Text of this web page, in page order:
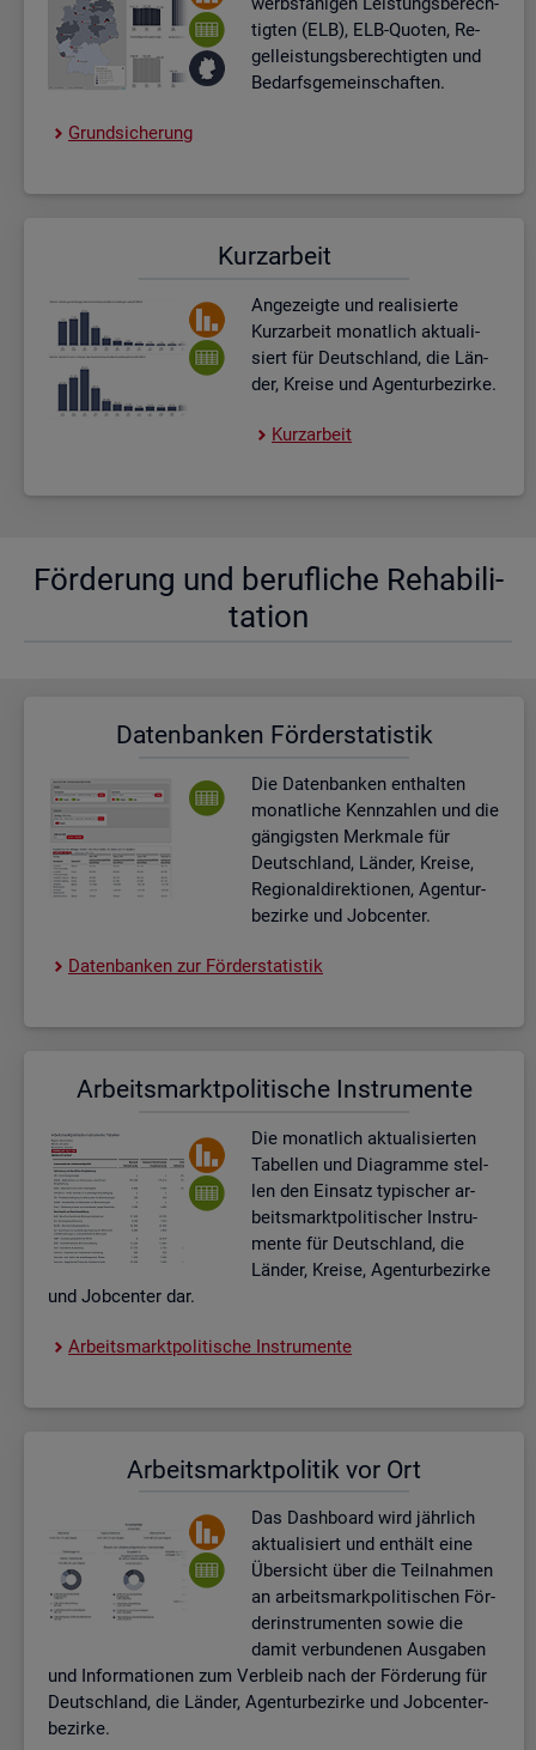
tig­ten (ELB), ELB-Quo­ten, Re­
gel­leis­tungs­be­rech­tig­ten und
Be­darfs­ge­mein­schaf­ten.
Grund­si­che­rung
Kurz­ar­beit
An­ge­zeig­te und rea­li­sier­te
Kurz­ar­beit mo­nat­lich ak­tua­li­
siert für Deutsch­land, die Län­
der, Krei­se und Agen­tur­be­zir­ke.
Kurz­ar­beit
För­de­rung und be­ruf­li­che Re­ha­bi­li­
ta­ti­on
Da­ten­ban­ken För­der­sta­tis­tik
Die Da­ten­ban­ken ent­hal­ten
mo­nat­li­che Kenn­zah­len und die
gän­gigs­ten Merk­ma­le für
Deutsch­land, Län­der, Krei­se,
Re­gio­nal­di­rek­tio­nen, Agen­tur­
be­zir­ke und Job­cen­ter.
Da­ten­ban­ken zur För­der­sta­tis­tik
Ar­beits­markt­po­li­ti­sche In­stru­men­te
Die mo­nat­lich ak­tua­li­sier­ten
Ta­bel­len und Dia­gram­me stel­
len den Ein­satz ty­pi­scher ar­
beits­markt­po­li­ti­scher In­stru­
men­te für Deutsch­land, die
Län­der, Krei­se, Agen­tur­be­zir­ke
und Job­cen­ter dar.
Ar­beits­markt­po­li­ti­sche In­stru­men­te
Ar­beits­markt­po­li­tik vor Ort
Das Da­sh­board wird jähr­lich
ak­tua­li­siert und ent­hält eine
Über­sicht über die Teil­nah­men
an ar­beits­mark­po­li­ti­schen För­
der­instru­men­ten sowie die
damit ver­bun­de­nen Aus­ga­ben
und In­for­ma­tio­nen zum Ver­bleib nach der För­de­rung für
Deutsch­land, die Län­der, Agen­tur­be­zir­ke und Job­cent­er­
be­zir­ke.